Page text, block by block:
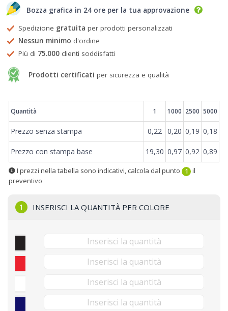
Bozza grafica in 24 ore per la tua approvazione
Spedizione gratuita per prodotti personalizzati
Nessun minimo d'ordine
Più di 75.000 clienti soddisfatti
Prodotti certificati per sicurezza e qualità
Prezzi
Quantità 1 1000 2500 5000
Prezzo senza stampa 0,22 0,20 0,19 0,18
Prezzo con stampa base 19,30 0,97 0,92 0,89
I prezzi nella tabella sono indicativi, calcola dal punto 1 il
preventivo
1 INSERISCI LA QUANTITÀ PER COLORE